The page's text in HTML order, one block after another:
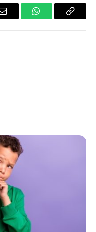
Email WhatsAppCopy